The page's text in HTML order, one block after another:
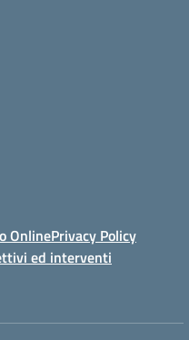
OnlinePrivacy Policy
ed interventi